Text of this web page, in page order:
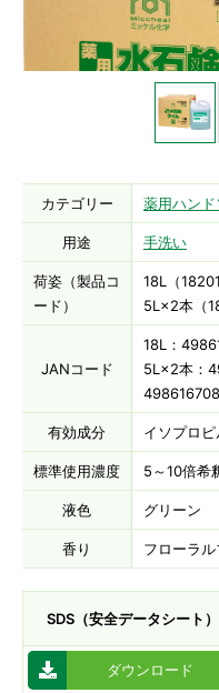
カテゴリー 薬用ハン
用途 手洗い
荷姿（製品コ
ード）
18L（
5L×2本（
JANコード
18L：
5L×2本：
有効成分 イソプロピ
標準使用濃度 5～10倍希
液色 グリーン
香り フローラル
SDS（安全データシート）
ダウンロード